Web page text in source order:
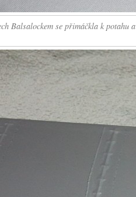
Balsalockem se přimáčkla k potahu